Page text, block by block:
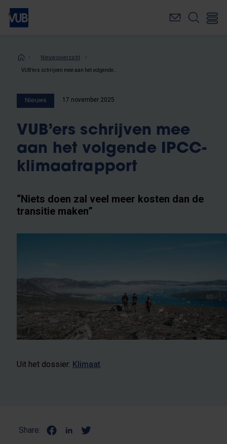
Overslaan
naar
inhoudKruimelpad
Nieuwsoverzicht
Nieuws 17 november 2025
VUB’ers schrijven mee
aan het volgende IPCC-
klimaatrapport
“Niets doen zal veel meer kosten dan de
transitie maken”
Uit het dossier: Klimaat
Share: